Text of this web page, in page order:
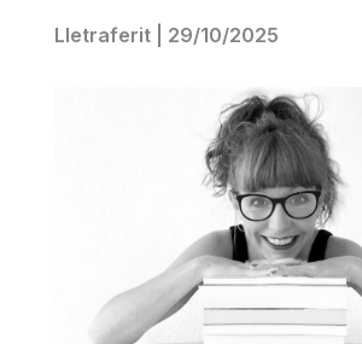
Lletraferit| 29/10/2025